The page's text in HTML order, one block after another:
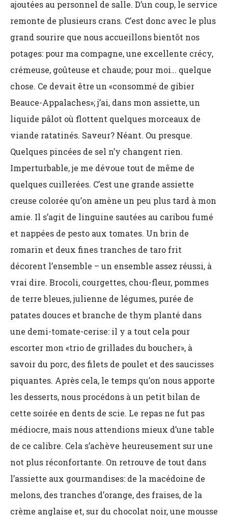
ajoutées au personnel de salle. D’un coup, le service
remonte de plusieurs crans. C’est donc avec le plus
grand sourire que nous accueillons bientôt nos
potages: pour ma compagne, une excellente crécy,
crémeuse, goûteuse et chaude; pour moi… quelque
chose. Ce devait être un «consommé de gibier
Beauce-Appalaches»; j’ai, dans mon assiette, un
liquide pâlot où flottent quelques morceaux de
viande ratatinés. Saveur? Néant. Ou presque.
Quelques pincées de sel n’y changent rien.
Imperturbable, je me dévoue tout de même de
quelques cuillerées. C’est une grande assiette
creuse colorée qu’on amène un peu plus tard à mon
amie. Il s’agit de linguine sautées au caribou fumé
et nappées de pesto aux tomates. Un brin de
romarin et deux fines tranches de taro frit
décorent l’ensemble – un ensemble assez réussi, à
vrai dire. Brocoli, courgettes, chou-fleur, pommes
de terre bleues, julienne de légumes, purée de
patates douces et branche de thym planté dans
une demi-tomate-cerise: il y a tout cela pour
escorter mon «trio de grillades du boucher», à
savoir du porc, des filets de poulet et des saucisses
piquantes. Après cela, le temps qu’on nous apporte
les desserts, nous procédons à un petit bilan de
cette soirée en dents de scie. Le repas ne fut pas
médiocre, mais nous attendions mieux d’une table
de ce calibre. Cela s’achève heureusement sur une
not plus réconfortante. On retrouve de tout dans
l’assiette aux gourmandises: de la macédoine de
melons, des tranches d’orange, des fraises, de la
crème anglaise et, sur du chocolat noir, une mousse